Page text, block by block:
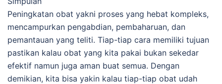
Peningkatan obat yakni proses yang hebat kompleks,
mencampurkan pengabdian, pembaharuan, dan
pemantauan yang teliti. Tiap-tiap cara memiliki tujuan
pastikan kalau obat yang kita pakai bukan sekedar
efektif namun juga aman buat semua. Dengan
demikian, kita bisa yakin kalau tiap-tiap obat udah